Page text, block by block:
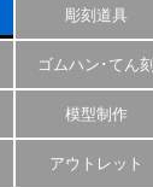
彫刻道具
ゴムハン･てん刻
模型制作
アウトレット